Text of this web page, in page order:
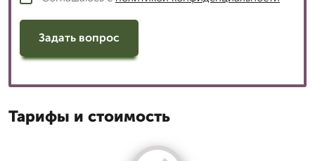
Задать вопрос
Тарифы и стоимость